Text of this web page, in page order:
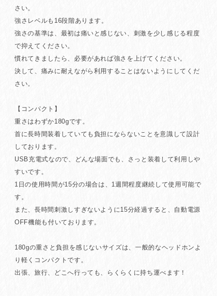
さい。
強さレベルも16段階あります。
強さの基準は、最初は痛いと感じない、刺激を少し感じる程度
で抑えてください。
慣れてきましたら、必要があれば強さを上げてください。
決して、痛みに耐えながら利用することはないようにしてくだ
さい。
【コンパクト】
重さはわずか180gです。
首に長時間装着していても負担にならないことを意識して設計
しております。
USB充電式なので、どんな場面でも、さっと装着して利用しや
すいです。
1日の使用時間が15分の場合は、1週間程度継続して使用可能で
す。
また、長時間刺激しすぎないように15分経過すると、自動電源
OFF機能も付いております。
180gの重さと負担を感じないサイズは、一般的なヘッドホンよ
り軽くコンパクトです。
出張、旅行、どこへ行っても、らくらくに持ち運べます！